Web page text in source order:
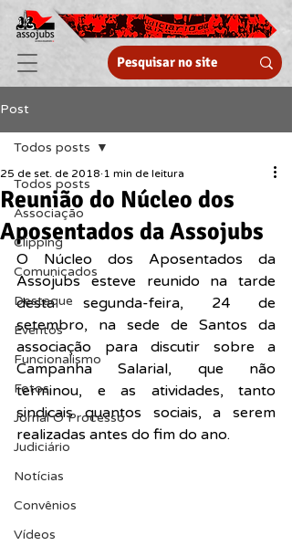
Post
Todos posts
Associação
Clipping
Comunicados
Destaque
Eventos
Funcionalismo
Fotos
Jornal O Processo
Judiciário
Notícias
Convênios
Vídeos
Todos posts
Reunião do Núcleo dos
Aposentados da Assojubs
25 de set. de 2018 1 min de leitura
O Núcleo dos Aposentados da
Assojubs esteve reunido na tarde
desta segunda-feira, 24 de
setembro, na sede de Santos da
associação para discutir sobre a
Campanha Salarial, que não
terminou, e as atividades, tanto
sindicais quantos sociais, a serem
realizadas antes do fim do ano.